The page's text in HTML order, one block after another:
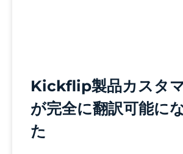
Kickflip製品カスタ
が完全に翻訳可能に
た